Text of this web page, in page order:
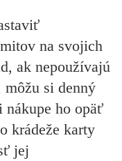
na svojich
ak nepoužívajú
môžu si denný
ho opäť
krádeže karty
jej